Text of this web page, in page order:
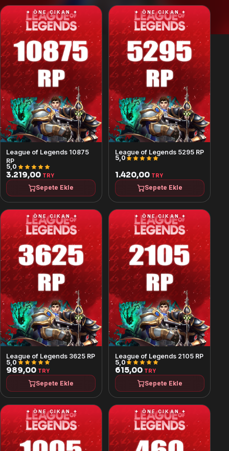
O'zbek tili— UZS
Türkmen dili— TMT
ქართული— GEL
English — USD
Français— EUR
Deutsch— EUR
Polski
العربية— USD
Русский— RUB
✦ ÖNE ÇIKAN ✦
League of Legends 10875
RP
5,0
3.219,00 TRY
Sepete Ekle
✦ ÖNE ÇIKAN ✦
League of Legends 5295 RP
5,0
1.420,00 TRY
Sepete Ekle
✦ ÖNE ÇIKAN ✦
League of Legends 3625 RP
5,0
989,00 TRY
Sepete Ekle
✦ ÖNE ÇIKAN ✦
League of Legends 2105 RP
5,0
615,00 TRY
Sepete Ekle
✦ ÖNE ÇIKAN ✦ ✦ ÖNE ÇIKAN ✦